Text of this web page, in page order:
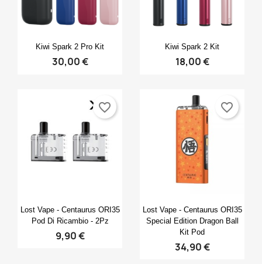
 Anteprima
Kiwi Spark 2 Pro Kit
30,00 €
Anteprima
Kiwi Spark 2 Kit
18,00 €
Anteprima
Lost Vape - Centaurus ORI35
Pod Di Ricambio - 2Pz
9,90 €
favorite_border
Anteprima
Lost Vape - Centaurus ORI35
Special Edition Dragon Ball
Kit Pod
34,90 €
favorite_border